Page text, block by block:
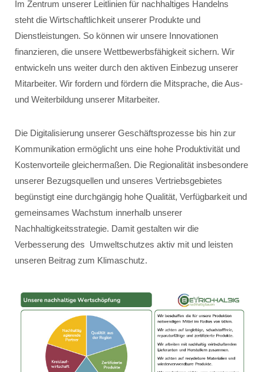
Im Zentrum unserer Leitlinien für nachhaltiges Handelns
steht die Wirtschaftlichkeit unserer Produkte und
Dienstleistungen. So können wir unsere Innovationen
finanzieren, die unsere Wettbewerbsfähigkeit sichern. Wir
entwickeln uns weiter durch den aktiven Einbezug unserer
Mitarbeiter. Wir fordern und fördern die Mitsprache, die Aus-
und Weiterbildung unserer Mitarbeiter.
Die Digitalisierung unserer Geschäftsprozesse bis hin zur
Kommunikation ermöglicht uns eine hohe Produktivität und
Kostenvorteile gleichermaßen. Die Regionalität insbesondere
unserer Bezugsquellen und unseres Vertriebsgebietes
begünstigt eine durchgängig hohe Qualität, Verfügbarkeit und
gemeinsames Wachstum innerhalb unserer
Nachhaltigkeitsstrategie. Damit gestalten wir die
Verbesserung des Umweltschutzes aktiv mit und leisten
unseren Beitrag zum Klimaschutz.